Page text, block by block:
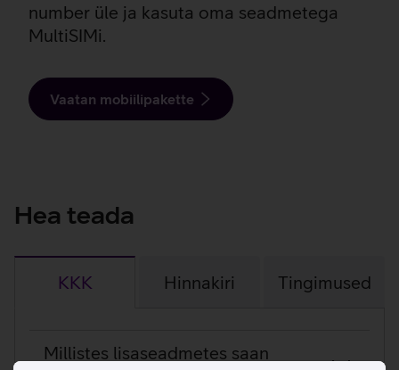
number üle ja kasuta oma seadmetega
MultiSIMi.
Vaatan mobiilipakette
Hea teada
KKK Hinnakiri Tingimused
KKK
Millistes lisaseadmetes saan